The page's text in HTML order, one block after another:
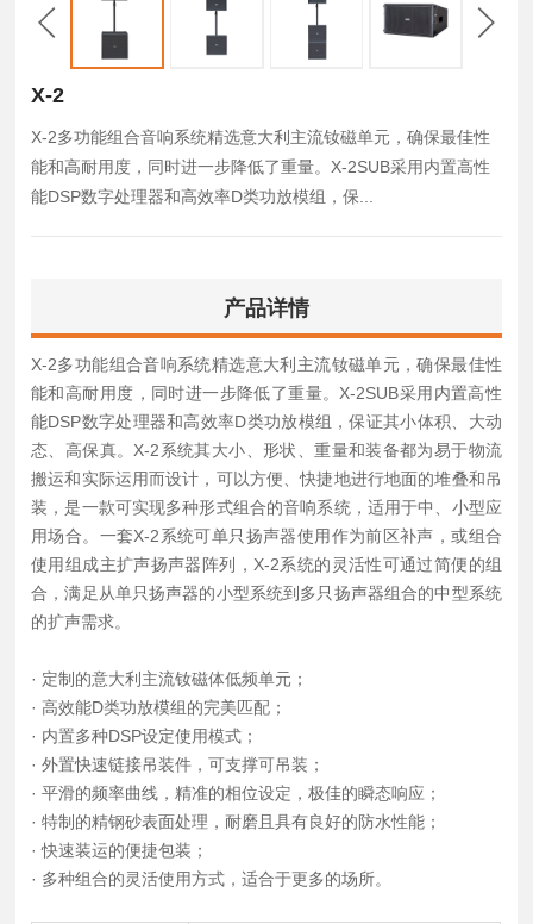
X-2
X-2多功能组合音响系统精选意大利主流钕磁单元，确保最佳性
能和高耐用度，同时进一步降低了重量。X-2SUB采用内置高性
能DSP数字处理器和高效率D类功放模组，保...
产品详情
X-2多功能组合音响系统精选意大利主流钕磁单元，确保最佳性
能和高耐用度，同时进一步降低了重量。X-2SUB采用内置高性
能DSP数字处理器和高效率D类功放模组，保证其小体积、大动
态、高保真。X-2系统其大小、形状、重量和装备都为易于物流
搬运和实际运用而设计，可以方便、快捷地进行地面的堆叠和吊
装，是一款可实现多种形式组合的音响系统，适用于中、小型应
用场合。一套X-2系统可单只扬声器使用作为前区补声，或组合
使用组成主扩声扬声器阵列，X-2系统的灵活性可通过简便的组
合，满足从单只扬声器的小型系统到多只扬声器组合的中型系统
的扩声需求。
· 定制的意大利主流钕磁体低频单元；
· 高效能D类功放模组的完美匹配；
· 内置多种DSP设定使用模式；
· 外置快速链接吊装件，可支撑可吊装；
· 平滑的频率曲线，精准的相位设定，极佳的瞬态响应；
· 特制的精钢砂表面处理，耐磨且具有良好的防水性能；
· 快速装运的便捷包装；
· 多种组合的灵活使用方式，适合于更多的场所。